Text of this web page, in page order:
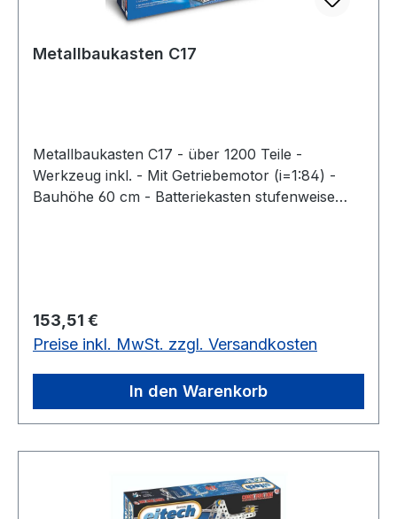
Metallbaukasten C17
Metallbaukasten C17 - über 1200 Teile -
Werkzeug inkl. - Mit Getriebemotor (i=1:84) -
Bauhöhe 60 cm - Batteriekasten stufenweise
Regulärer Preis:
153,51 €
Preise inkl. MwSt. zzgl. Versandkosten
In den Warenkorb